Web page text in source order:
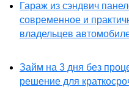
Гараж из сэндвич
современное и
владельцев
Займ на 3 дня без
решение для